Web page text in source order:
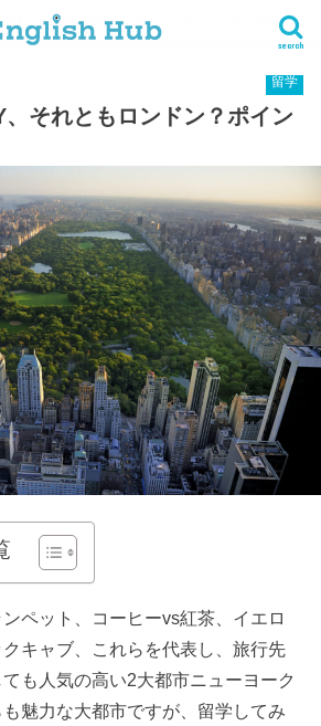
search
学するならNY、それともロンドン？ポイント別に比較！
留学
それともロンドン？ポイン
ペット、コーヒーvs紅茶、イエロ
キャブ、これらを代表し、旅行先
も人気の高い2大都市ニューヨーク
魅力な大都市ですが、留学してみ